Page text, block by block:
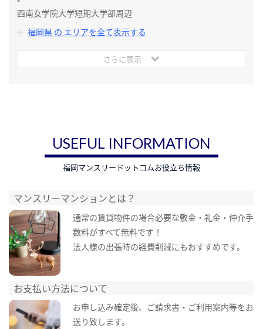
西南女学院大学短期大学部周辺
福岡県 の エリアを全て表示する
さらに表示
USEFUL INFORMATION
福岡マンスリードットコムお役立ち情報
マンスリーマンションとは？
通常の賃貸物件の場合必要な敷金・礼金・仲介手
数料がすべて無料です！
法人様の出張時の経費削減にもおすすめです。
お支払い方法について
お申し込み確定後、ご請求書・ご利用案内等をお
送り致します。